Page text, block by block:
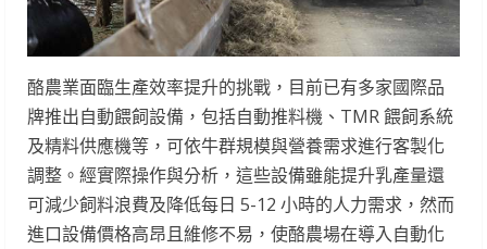
酪農業面臨生產效率提升的挑戰，目前已有多家國際品
牌推出自動餵飼設備，包括自動推料機、TMR 餵飼系統
及精料供應機等，可依牛群規模與營養需求進行客製化
調整。經實際操作與分析，這些設備雖能提升乳產量還
可減少飼料浪費及降低每日 5-12 小時的人力需求，然而
進口設備價格高昂且維修不易，使酪農場在導入自動化